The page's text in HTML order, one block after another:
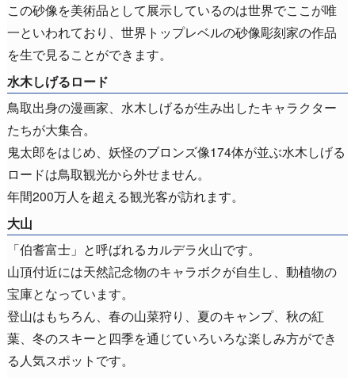
この砂像を美術品として展示しているのは世界でここが唯
一といわれており、世界トップレベルの砂像彫刻家の作品
を生で見ることができます。
水木しげるロード
鳥取出身の漫画家、水木しげるが生み出したキャラクター
たちが大集合。
鬼太郎をはじめ、妖怪のブロンズ像174体が並ぶ水木しげる
ロードは鳥取観光から外せません。
年間200万人を超える観光客が訪れます。
大山
「伯耆富士」と呼ばれるカルデラ火山です。
山頂付近には天然記念物のキャラボクが自生し、動植物の
宝庫となっています。
登山はもちろん、春の山菜狩り、夏のキャンプ、秋の紅
葉、冬のスキーと四季を通じていろいろな楽しみ方ができ
る人気スポットです。